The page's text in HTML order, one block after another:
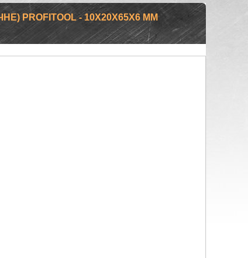
PROFITOOL - 10X20X65X6 ММ